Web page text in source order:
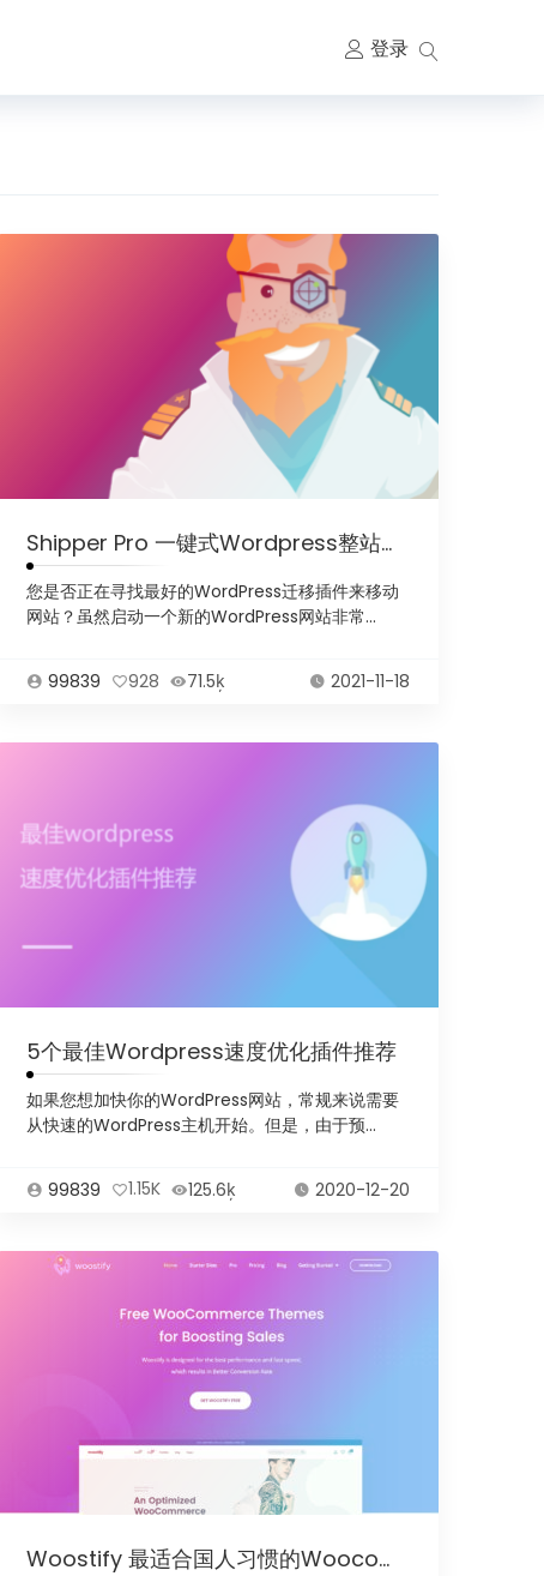
登录
Shipper Pro 一键式Wordpress整站迁移搬家插件
您是否正在寻找最好的WordPress迁移插件来移动
网站？虽然启动一个新的WordPress网站非常...
99839 928 71.5ķ 2021-11-18
5个最佳Wordpress速度优化插件推荐
如果您想加快你的WordPress网站，常规来说需要
从快速的WordPress主机开始。但是，由于预...
99839 1.15K 125.6ķ 2020-12-20
Woostify 最适合国人习惯的Woocommer商城主题